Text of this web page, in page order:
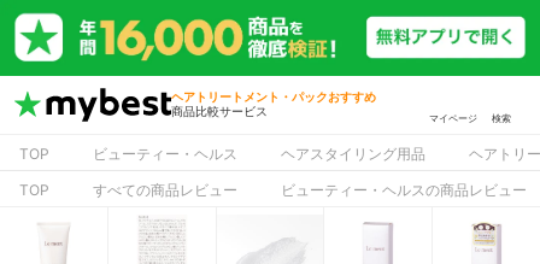
ヘアトリートメント・パックおすすめ
商品比較サービス
マイページ 検索
TOP ビューティー・ヘルス ヘアスタイリング用品
ヘアトリ
TOP
すべての商品レビュー ビューティー・ヘルスの商品レビュー